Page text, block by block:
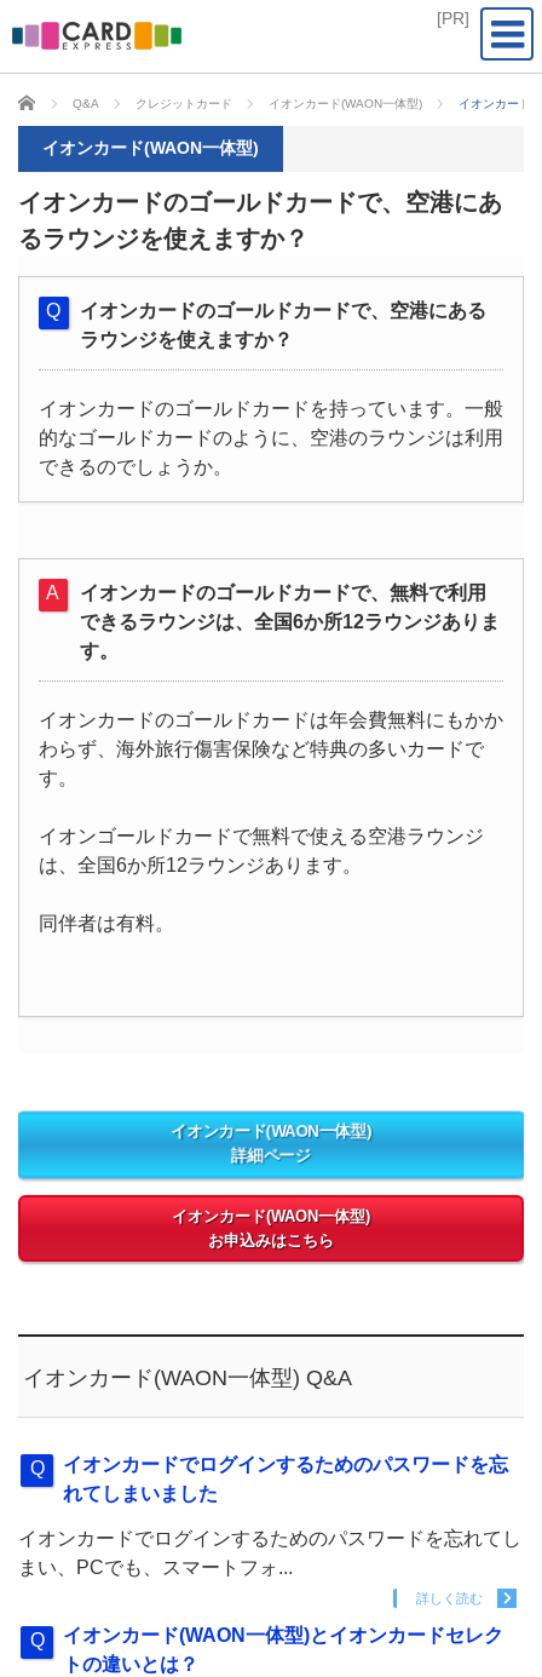
CARD EXPRESS
Q&A クレジットカード イオンカード(WAON一体型) イオンカード
イオンカード(WAON一体型)
イオンカードのゴールドカードで、空港にあ
るラウンジを使えますか？
イオンカードのゴールドカードで、空港にある
ラウンジを使えますか？
イオンカードのゴールドカードを持っています。一般
的なゴールドカードのように、空港のラウンジは利用
できるのでしょうか。
イオンカードのゴールドカードで、無料で利用
できるラウンジは、全国6か所12ラウンジありま
す。
イオンカードのゴールドカードは年会費無料にもかか
わらず、海外旅行傷害保険など特典の多いカードで
す。
イオンゴールドカードで無料で使える空港ラウンジ
は、全国6か所12ラウンジあります。
同伴者は有料。
イオンカード(WAON一体型)
詳細ページ
イオンカード(WAON一体型)
お申込みはこちら
イオンカード(WAON一体型) Q&A
イオンカードでログインするためのパスワードを忘
れてしまいました
イオンカードでログインするためのパスワードを忘れてし
まい、PCでも、スマートフォ...
詳しく読む
イオンカード(WAON一体型)とイオンカードセレク
トの違いとは？